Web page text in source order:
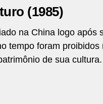
(1985)
na China logo após
tempo foram
de sua